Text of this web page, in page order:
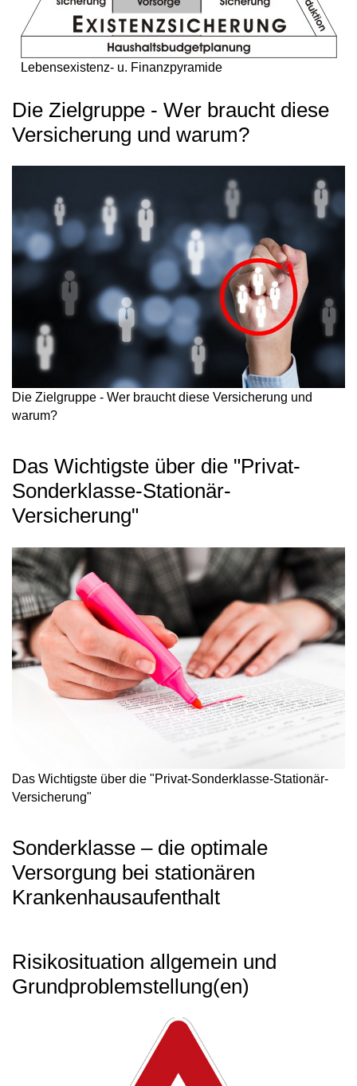
Lebensexistenz- u. Finanzpyramide
Die Zielgruppe - Wer braucht diese
Versicherung und warum?
Die Zielgruppe - Wer braucht diese Versicherung und
warum?
Das Wichtigste über die "Privat-
Sonderklasse-Stationär-
Versicherung"
Das Wichtigste über die "Privat-Sonderklasse-Stationär-
Versicherung"
Sonderklasse – die optimale
Versorgung bei stationären
Krankenhausaufenthalt
Risikosituation allgemein und
Grundproblemstellung(en)